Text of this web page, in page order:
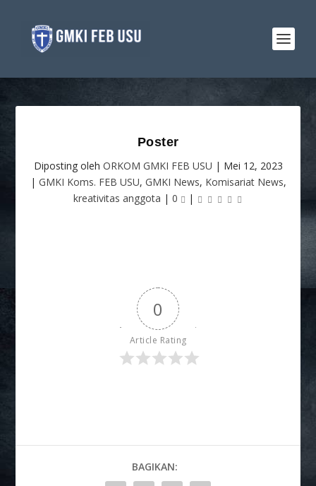
Poster
Diposting oleh ORKOM GMKI FEB USU | Mei 12, 2023
| GMKI Koms. FEB USU, GMKI News, Komisariat News,
kreativitas anggota | 0 |
0
Article Rating
BAGIKAN: